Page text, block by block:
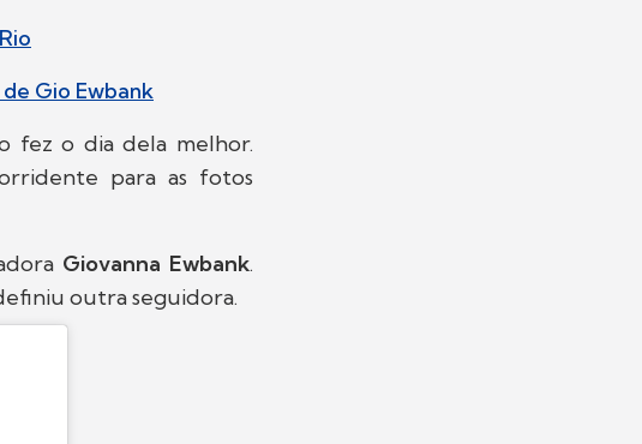
Gio Ewbank
fez o dia dela melhor.
para as fotos
Giovanna Ewbank.
outra seguidora.